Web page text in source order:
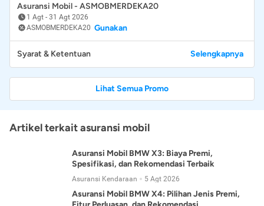
Asuransi Mobil - ASMOBMERDEKA20
1 Agt - 31 Agt 2026
ASMOBMERDEKA20 Gunakan
Syarat & Ketentuan Selengkapnya
Lihat Semua Promo
Artikel terkait asuransi mobil
Asuransi Mobil BMW X3: Biaya Premi,
Spesifikasi, dan Rekomendasi Terbaik
Asuransi Kendaraan 5 Agt 2026
Asuransi Mobil BMW X4: Pilihan Jenis Premi,